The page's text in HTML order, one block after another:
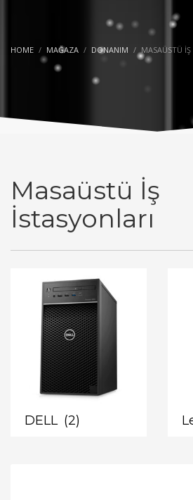
HOME MAĞAZA DONANIM MASAÜSTÜ
Masaüstü İş
İstasyonları
DELL (2)